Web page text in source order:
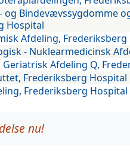
og Bindevævssygdomme
Hospital
Afdeling, Frederiksberg
- Nuklearmedicinsk
Afdeling Q,
Frederiksberg Hospital
Frederiksberg Hospital
nu!